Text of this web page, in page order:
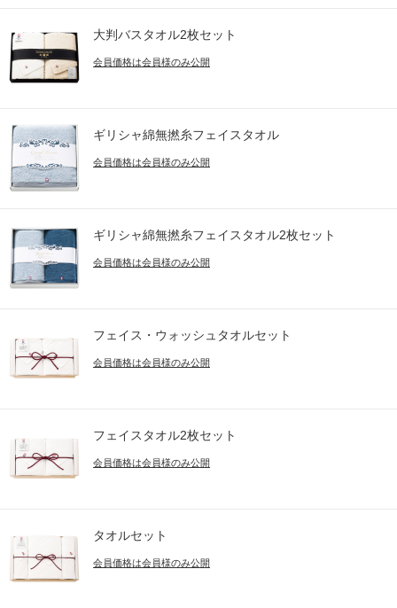
大判バスタオル2枚セット
会員価格は会員様のみ公開
ギリシャ綿無撚糸フェイスタオル
会員価格は会員様のみ公開
ギリシャ綿無撚糸フェイスタオル2枚セット
会員価格は会員様のみ公開
フェイス・ウォッシュタオルセット
会員価格は会員様のみ公開
フェイスタオル2枚セット
会員価格は会員様のみ公開
タオルセット
会員価格は会員様のみ公開